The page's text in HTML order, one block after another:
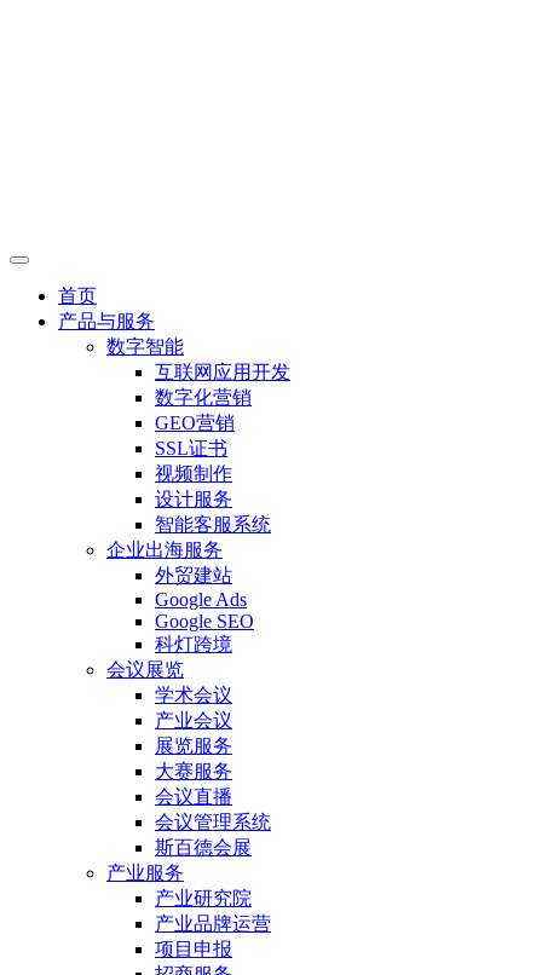
首页
产品与服务
数字智能
互联网应用开发
数字化营销
GEO营销
SSL证书
视频制作
设计服务
智能客服系统
企业出海服务
外贸建站
Google Ads
Google SEO
科灯跨境
会议展览
学术会议
产业会议
展览服务
大赛服务
会议直播
会议管理系统
斯百德会展
产业服务
产业研究院
产业品牌运营
项目申报